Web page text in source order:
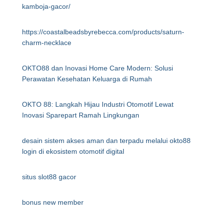
kamboja-gacor/
https://coastalbeadsbyrebecca.com/products/saturn-
charm-necklace
OKTO88 dan Inovasi Home Care Modern: Solusi
Perawatan Kesehatan Keluarga di Rumah
OKTO 88: Langkah Hijau Industri Otomotif Lewat
Inovasi Sparepart Ramah Lingkungan
desain sistem akses aman dan terpadu melalui okto88
login di ekosistem otomotif digital
situs slot88 gacor
bonus new member